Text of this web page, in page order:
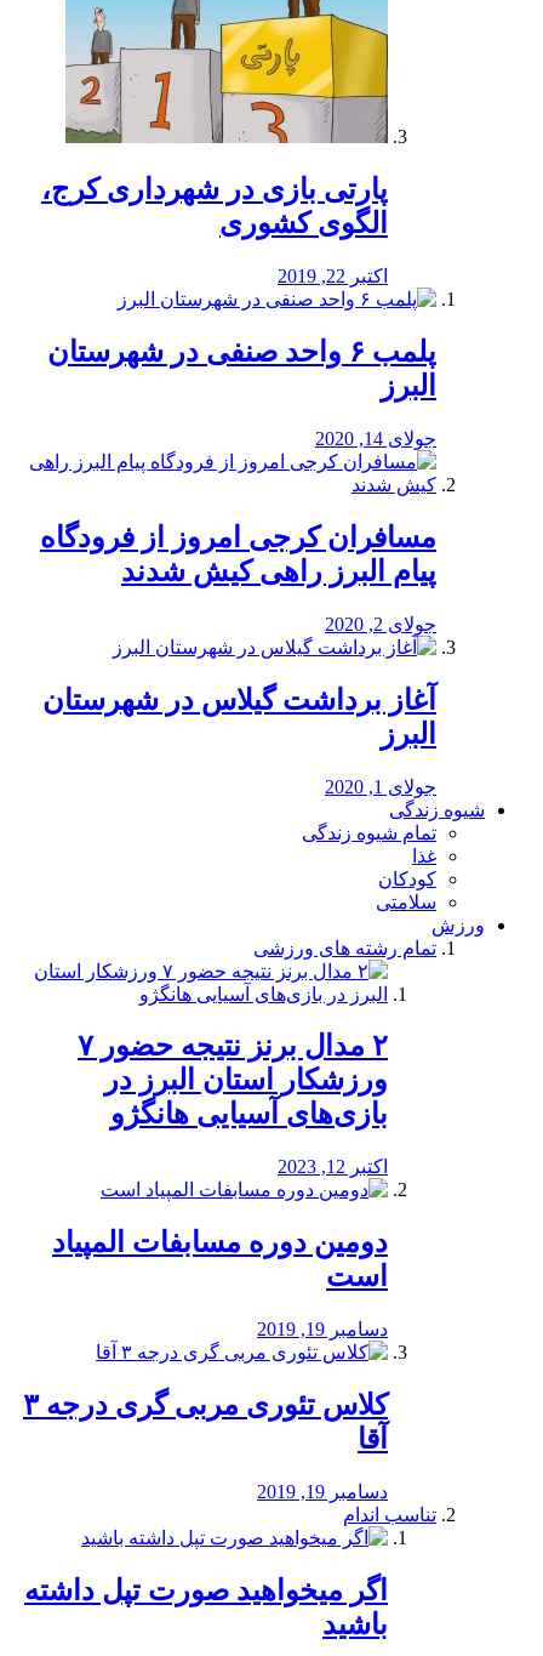
پارتی بازی در شهرداری کرج،
الگوی کشوری
اکتبر 22, 2019
پلمب ۶ واحد صنفی در شهرستان
البرز
جولای 14, 2020
مسافران کرجی امروز از فرودگاه
پیام البرز راهی کیش شدند
جولای 2, 2020
آغاز برداشت گیلاس در شهرستان
البرز
جولای 1, 2020
شیوه زندگی
تمام شیوه زندگی
غذا
کودکان
سلامتی
ورزش
تمام رشته های ورزشی
۲ مدال برنز نتیجه حضور ۷
ورزشکار استان البرز در
بازی‌های آسیایی هانگژو
اکتبر 12, 2023
دومین دوره مسابفات المپیاد
است
دسامبر 19, 2019
کلاس تئوری مربی گری درجه ۳
آقا
دسامبر 19, 2019
تناسب اندام
اگر میخواهید صورت تپل داشته
باشید